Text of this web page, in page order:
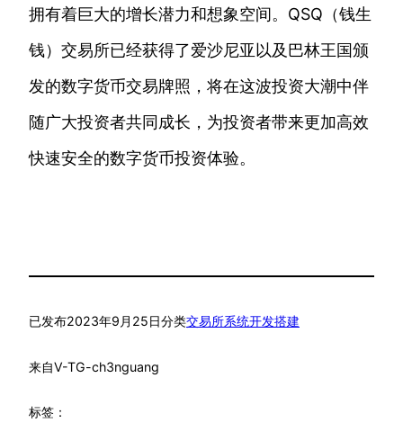
拥有着巨大的增长潜力和想象空间。QSQ（钱生
钱）交易所已经获得了爱沙尼亚以及巴林王国颁
发的数字货币交易牌照，将在这波投资大潮中伴
随广大投资者共同成长，为投资者带来更加高效
快速安全的数字货币投资体验。
已发布2023年9月25日分类交易所系统开发搭建
来自V-TG-ch3nguang
标签：